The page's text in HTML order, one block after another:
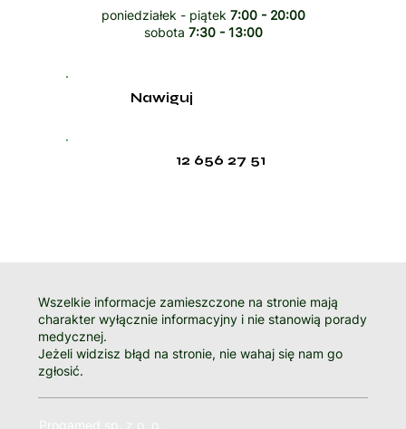
poniedziałek - piątek 7:00 - 20:00
sobota 7:30 - 13:00
12 656 27 51
Nawiguj
Wszelkie informacje zamieszczone na stronie mają
charakter wyłącznie informacyjny i nie stanowią porady
medycznej.
Jeżeli widzisz błąd na stronie, nie wahaj się nam go
zgłosić.